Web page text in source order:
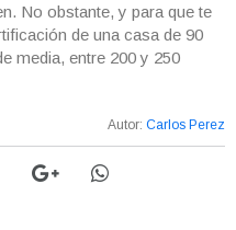
No obstante, y para que te
de una casa de 90
media, entre 200 y 250
Autor: Carlos Perez